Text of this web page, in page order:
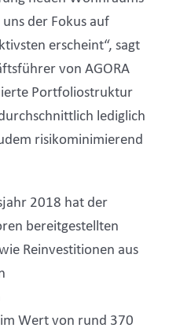
der Fokus auf
erscheint“, sagt
von AGORA
Portfoliostruktur
lediglich
risikominimierend
2018 hat der
bereitgestellten
Reinvestitionen aus
Wert von rund 370